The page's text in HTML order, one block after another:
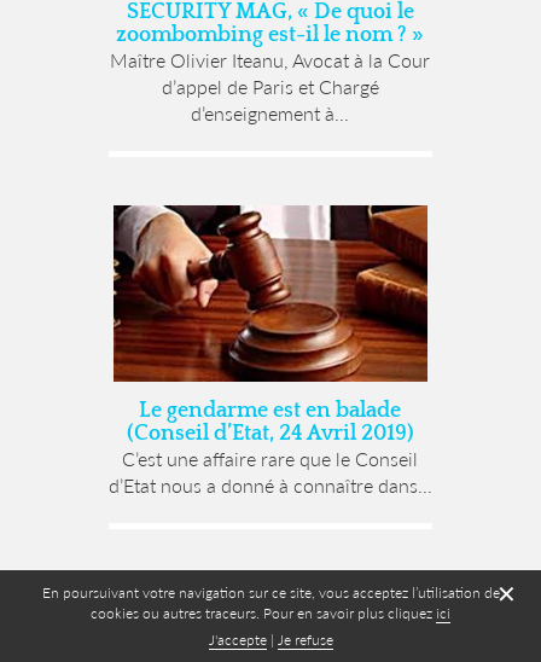
✕
En poursuivant votre navigation sur ce site, vous acceptez l’utilisation de
cookies ou autres traceurs. Pour en savoir plus cliquez ici
J'accepte| Je refuse
SECURITY MAG, « De quoi le
zoombombing est-il le nom ? »
Maître Olivier Iteanu, Avocat à la Cour
d’appel de Paris et Chargé
d’enseignement à...
Le gendarme est en balade
(Conseil d’Etat, 24 Avril 2019)
C’est une affaire rare que le Conseil
d’Etat nous a donné à connaître dans...